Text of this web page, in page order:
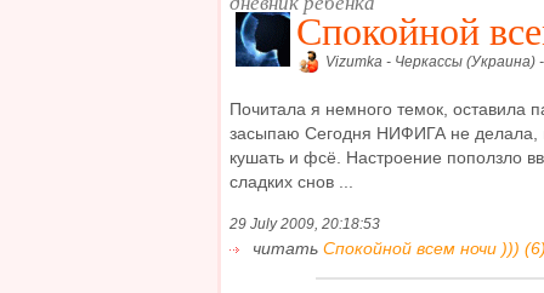
Спокойной
Vizumka - Черкассы (Украина)
Почитала я немного темок, оставила
засыпаю Сегодня НИФИГА не делала,
кушать и фсё. Настроение поползло
сладких снов ...
29 July 2009, 20:18:53
читать Спокойной всем ночи )))